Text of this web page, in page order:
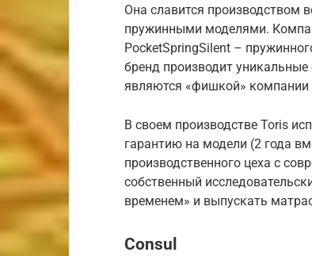
Она славится производством
пружинными моделями.
PocketSpringSilent –
бренд производит
являются «фишкой»
В своем производстве Toris
гарантию на модели (2 года
производственного цеха с
собственный
временем» и выпускать
Consul